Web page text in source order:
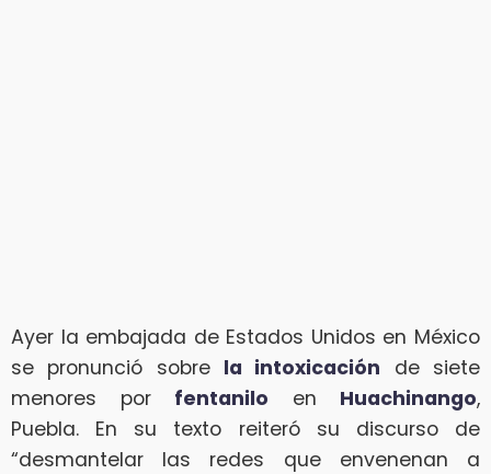
Ayer la embajada de Estados Unidos en México
se pronunció sobre la intoxicación de siete
menores por fentanilo en Huachinango,
Puebla. En su texto reiteró su discurso de
“desmantelar las redes que envenenan a